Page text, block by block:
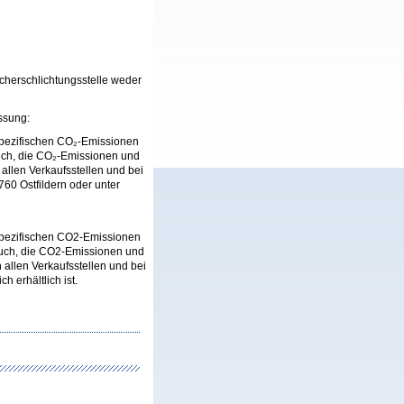
weder
CO₂-Emissionen
die CO₂-Emissionen und
Verkaufsstellen und bei
Ostfildern oder unter
CO2-Emissionen
die CO2-Emissionen und
Verkaufsstellen und bei
erhältlich ist.